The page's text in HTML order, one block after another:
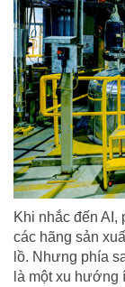
Khi nhắc đến
các hãng sản
lồ. Nhưng phía
là một xu